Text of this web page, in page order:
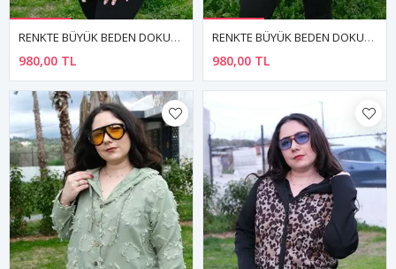
RENKTE BÜYÜK BEDEN DOKULU VİZON CEKET&GÖMLEK
980,00 TL
RENKTE BÜYÜK BEDEN DOKULU SİYAH CEKET&GÖMLEK
980,00 TL